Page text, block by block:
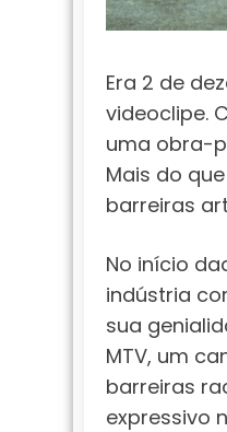
Era 2 de
videoclipe.
uma obra-
Mais do
barreiras
No início
indústria
sua
MTV, um
barreiras
expressivo